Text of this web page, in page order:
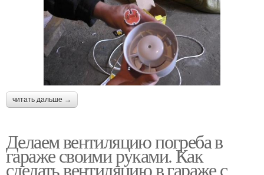
читать дальше →
Делаем вентиляцию погреба в
гараже своими руками. Как
сделать вентиляцию в гараже с